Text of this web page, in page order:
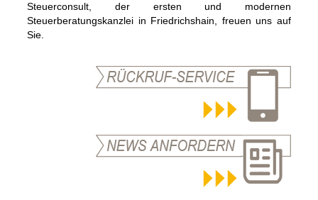
Steuerconsult, der ersten und modernen
Steuerberatungskanzlei in Friedrichshain, freuen uns auf
Sie.